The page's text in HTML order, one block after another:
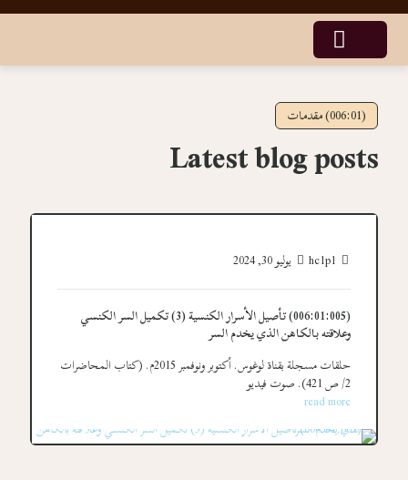
(006:01) مقدمات
Latest blog posts
يوليو 30, 2024
(006:01:005) تأصيل الأسرار الكنسية (3) تكميل السر الكنسي
وعلاقته بالكاهن الذي يخدم السر
حلقات مسجلة بقناة لوغوس. أكتوبر ونوفمبر 2015م. (كتاب المحاضرات
2/ ص 421). صوت فيديو
read more